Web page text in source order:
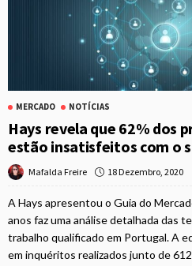
MERCADO NOTÍCIAS
Hays revela que 62% dos
estão insatisfeitos com o
Mafalda Freire 18 Dezembro, 2020
A Hays apresentou o Guia do
anos faz uma análise detalhada das
trabalho qualificado em Portugal. A
em inquéritos realizados junto de